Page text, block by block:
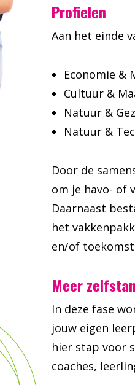
Profielen
Aan het einde
Economie &
Cultuur &
Natuur &
Natuur &
Door de
om je havo- of
Daarnaast
het
en/of
Meer
In deze fase
jouw eigen
hier stap voor
coaches,